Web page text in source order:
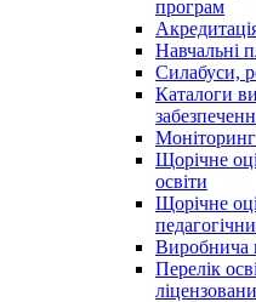
програм
Навчальні
Силабуси,
Каталоги
Моніторинг
Щорічне
освіти
Щорічне
Виробнича
Перелік